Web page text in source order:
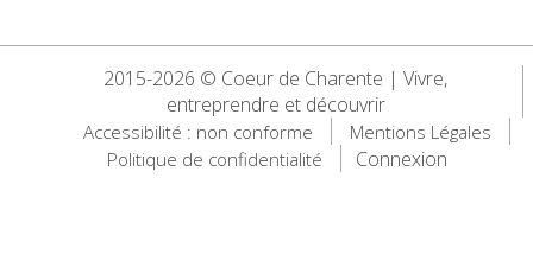
2015-2026 © Coeur de Charente | Vivre,
entreprendre et découvrir
Accessibilité : non conforme
Mentions Légales
Politique de confidentialité
Connexion